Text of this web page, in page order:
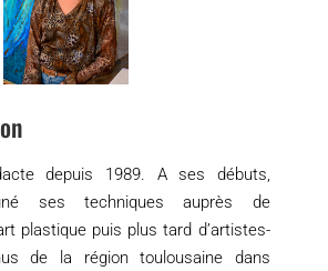
depuis 1989. A ses débuts,
ses techniques auprès de
plastique puis plus tard d’artistes-
de la région toulousaine dans